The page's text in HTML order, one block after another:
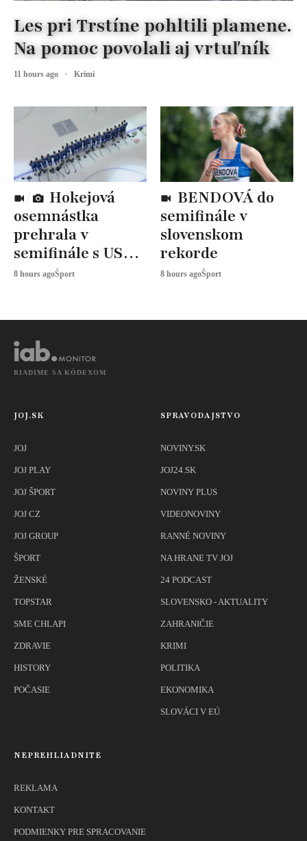
osemnástka
prehrala v
semifinále s USA,
zabojuje o BRONZ
8 hours agoŠport
semifinále v
slovenskom
rekorde
8 hours agoŠport
Les pri Trstíne pohltili plamene.
Na pomoc povolali aj vrtuľník
11 hours ago Krimi
RIADIME SA KÓDEXOM
JOJ.SK
JOJ
JOJ PLAY
JOJ ŠPORT
JOJ CZ
JOJ GROUP
ŠPORT
ŽENSKÉ
TOPSTAR
SME CHLAPI
ZDRAVIE
HISTORY
POČASIE
SPRAVODAJSTVO
NOVINY.SK
JOJ24.SK
NOVINY PLUS
VIDEONOVINY
RANNÉ NOVINY
NA HRANE TV JOJ
24 PODCAST
SLOVENSKO - AKTUALITY
ZAHRANIČIE
KRIMI
POLITIKA
EKONOMIKA
SLOVÁCI V EÚ
NEPREHLIADNITE
REKLAMA
KONTAKT
PODMIENKY PRE SPRACOVANIE